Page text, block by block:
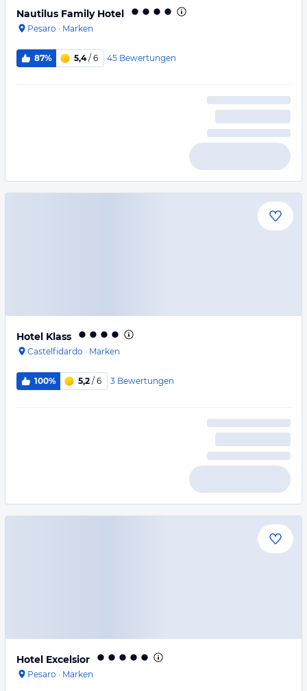
Nautilus Family Hotel
Pesaro · Marken
87% 5,4/ 6 45 Bewertungen
Hotel Klass
Castelfidardo · Marken
100% 5,2 / 6 3 Bewertungen
Hotel Excelsior
Pesaro · Marken